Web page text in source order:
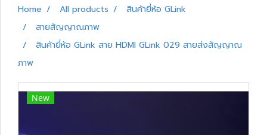
Home All products
สินค้ายี่ห้อ GLink
สายสัญญาณภาพ
สินค้ายี่ห้อ GLink สาย HDMI GLink 029 สายส่งสัญญาณ
ภาพ
New